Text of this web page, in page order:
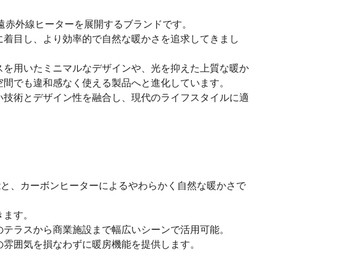
外線ヒーターを展開するブランドです。
目し、より効率的で自然な暖かさを追求してきまし
用いたミニマルなデザインや、光を抑えた上質な暖か
でも違和感なく使える製品へと進化しています。
術とデザイン性を融合し、現代のライフスタイルに適
、カーボンヒーターによるやわらかく自然な暖かさで
す。
ラスから商業施設まで幅広いシーンで活用可能。
囲気を損なわずに暖房機能を提供します。